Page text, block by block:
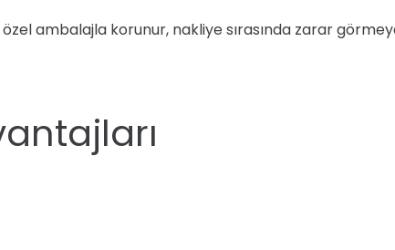
özel ambalajla korunur, nakliye sırasında zarar